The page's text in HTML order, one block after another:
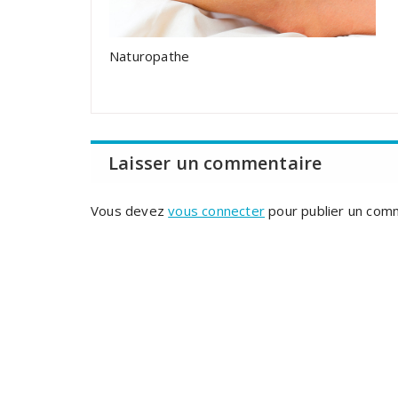
Naturopathe
Laisser un commentaire
Vous devezvous connecter pour publier un